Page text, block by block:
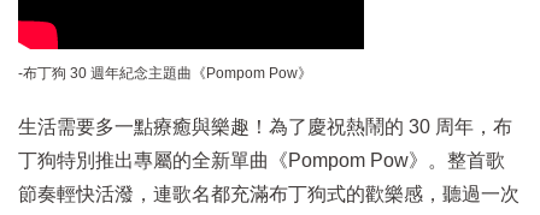
-布丁狗 30 週年紀念主題曲《Pompom Pow》​
生活需要多一點療癒與樂趣！為了慶祝熱鬧的 30 周年，布
丁狗特別推出專屬的全新單曲《Pompom Pow》。整首歌
節奏輕快活潑，連歌名都充滿布丁狗式的歡樂感，聽過一次